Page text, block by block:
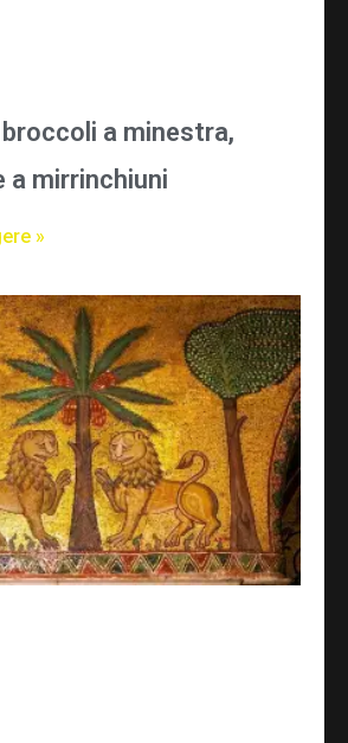
a minestra,
a mirrinchiuni
»